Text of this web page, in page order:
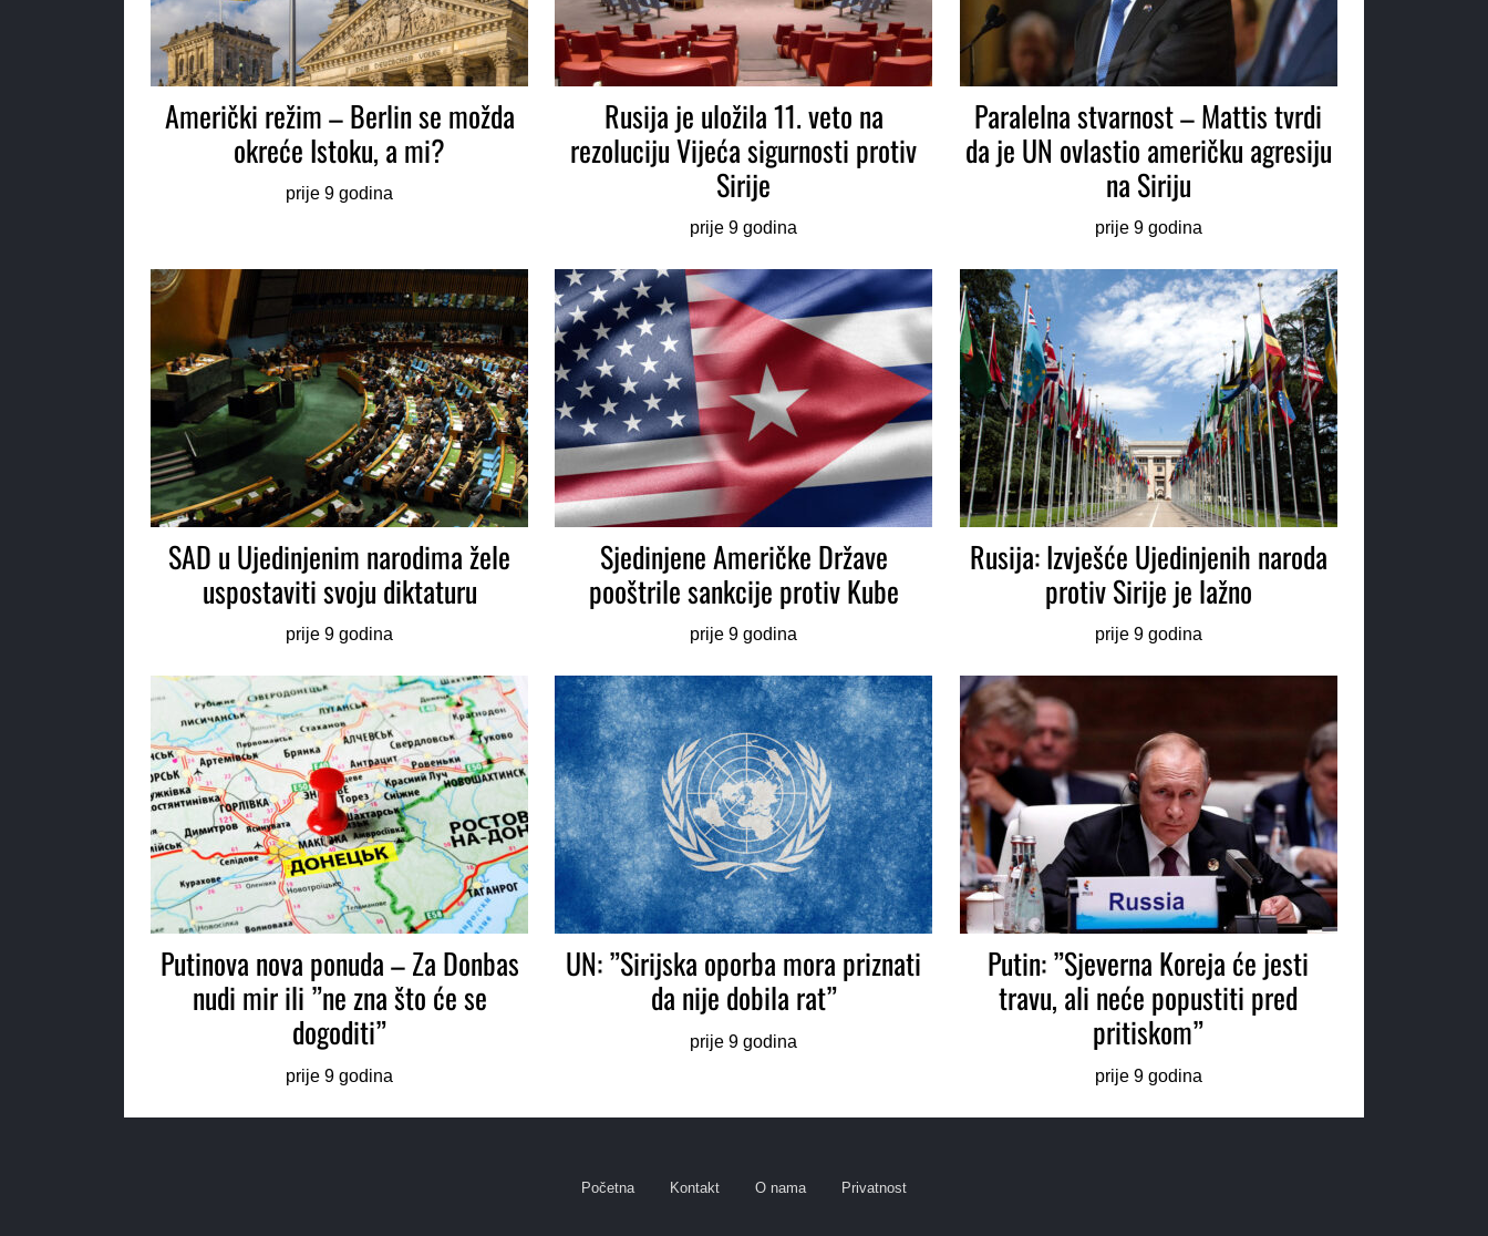
Američki režim – Berlin se možda
okreće Istoku, a mi?
prije 9 godina
Rusija je uložila 11. veto na
rezoluciju Vijeća sigurnosti protiv
Sirije
prije 9 godina
Paralelna stvarnost – Mattis tvrdi
da je UN ovlastio američku agresiju
na Siriju
prije 9 godina
SAD u Ujedinjenim narodima žele
uspostaviti svoju diktaturu
prije 9 godina
Sjedinjene Američke Države
pooštrile sankcije protiv Kube
prije 9 godina
Rusija: Izvješće Ujedinjenih naroda
protiv Sirije je lažno
prije 9 godina
Putinova nova ponuda – Za Donbas
nudi mir ili ”ne zna što će se
dogoditi”
prije 9 godina
UN: ”Sirijska oporba mora priznati
da nije dobila rat”
prije 9 godina
Putin: ”Sjeverna Koreja će jesti
travu, ali neće popustiti pred
pritiskom”
prije 9 godina
Početna Kontakt O nama Privatnost